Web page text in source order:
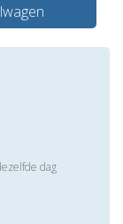
dag